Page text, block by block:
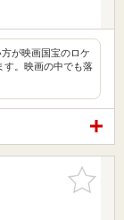
が映画国宝のロケ
す。映画の中でも落
お気に入
りに追加